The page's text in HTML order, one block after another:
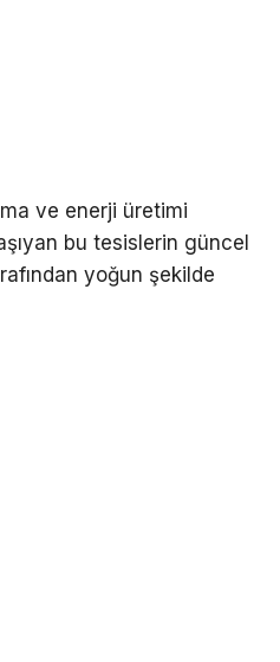
ve enerji üretimi
bu tesislerin güncel
yoğun şekilde